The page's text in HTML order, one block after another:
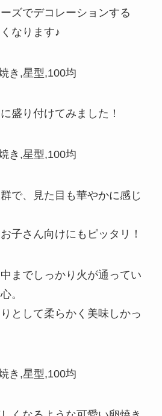
ズでデコレーションする
なります♪
盛り付けてみました！
で、見た目も華やかに感じ
子さん向けにもピッタリ！
までしっかり火が通ってい
。
として柔らかく美味しかっ